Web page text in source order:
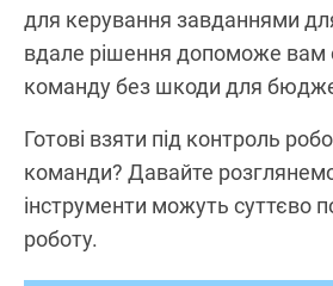
для керування завданнями
вдале рішення допоможе вам
команду без шкоди для
Готові взяти під контроль
команди? Давайте
інструменти можуть суттєво
роботу.